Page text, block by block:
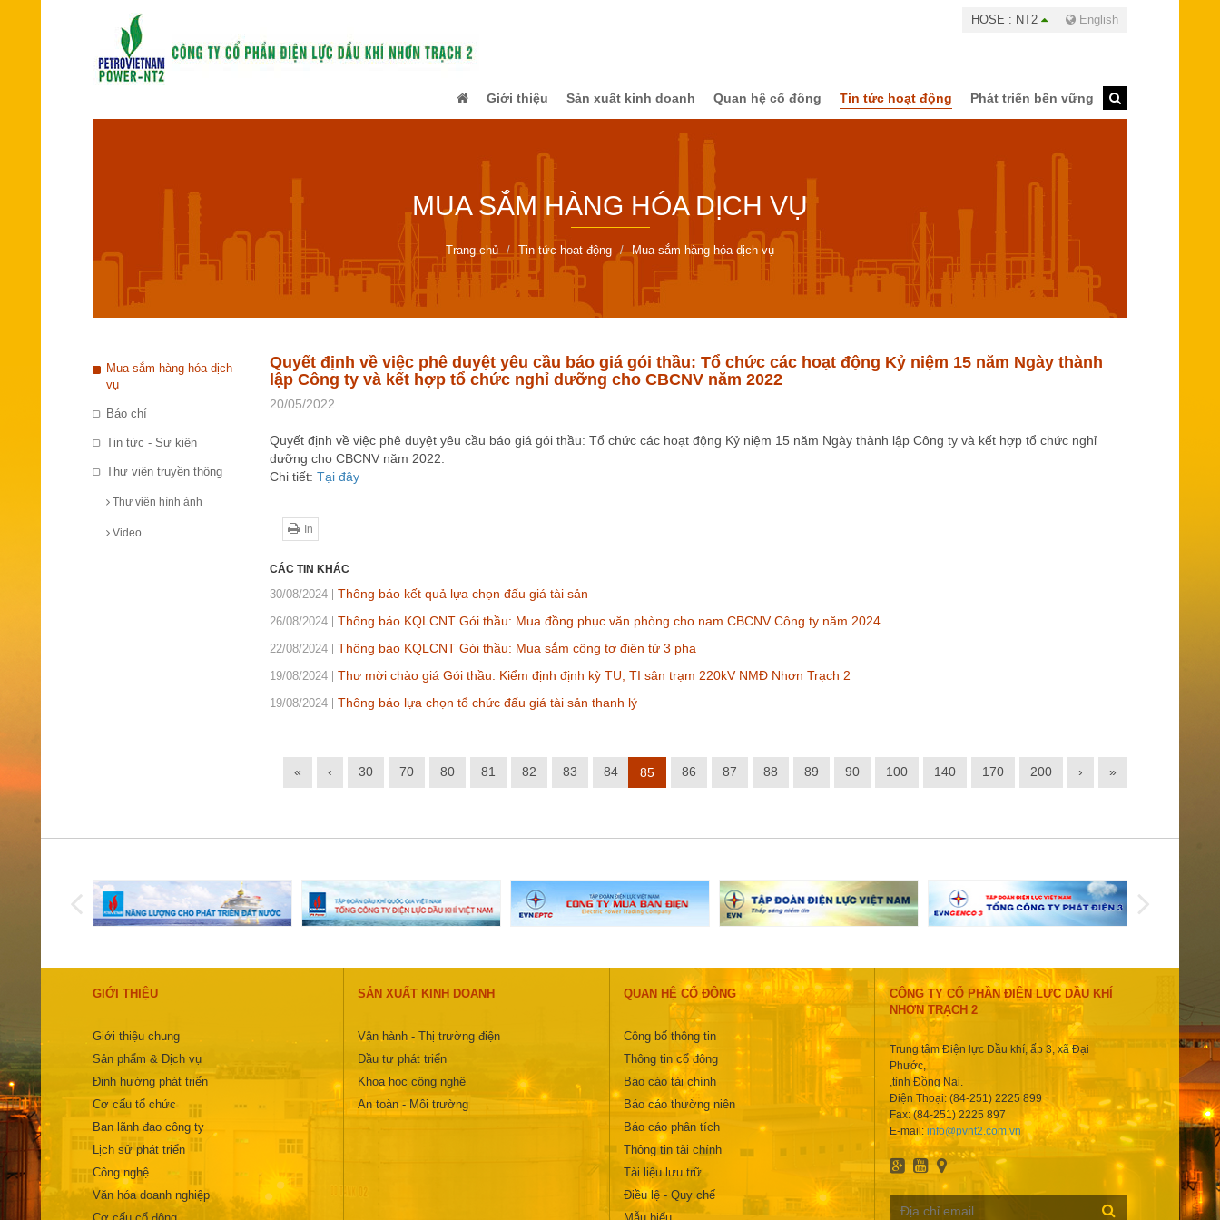
HOSE : NT2 English
Giới thiệu Sản xuất kinh doanh Quan hệ cổ đông Tin tức hoạt động Phát triển bền vững
MUA SẮM HÀNG HÓA DỊCH VỤ
Trang chủ Tin tức hoạt động Mua sắm hàng hóa dịch vụ
Mua sắm hàng hóa dịch
vụ
Báo chí
Tin tức - Sự kiện
Thư viện truyền thông
Thư viện hình ảnh
Video
Quyết định về việc phê duyệt yêu cầu báo giá gói thầu: Tổ chức các hoạt động Kỷ niệm 15 năm Ngày thành
lập Công ty và kết hợp tổ chức nghỉ dưỡng cho CBCNV năm 2022
20/05/2022
Quyết định về việc phê duyệt yêu cầu báo giá gói thầu: Tổ chức các hoạt động Kỷ niệm 15 năm Ngày thành lập Công ty và kết hợp tổ chức nghỉ
dưỡng cho CBCNV năm 2022.
Chi tiết: Tại đây
In
CÁC TIN KHÁC
30/08/2024 Thông báo kết quả lựa chọn đấu giá tài sản
26/08/2024 Thông báo KQLCNT Gói thầu: Mua đồng phục văn phòng cho nam CBCNV Công ty năm 2024
22/08/2024 Thông báo KQLCNT Gói thầu: Mua sắm công tơ điện tử 3 pha
19/08/2024 Thư mời chào giá Gói thầu: Kiểm định định kỳ TU, TI sân trạm 220kV NMĐ Nhơn Trạch 2
19/08/2024 Thông báo lựa chọn tổ chức đấu giá tài sản thanh lý
« ‹ 30 70 80 81 82 83 84 85 86 87 88 89 90 100 140 170 200 › »
GIỚI THIỆU
Giới thiệu chung
Sản phẩm & Dịch vụ
Định hướng phát triển
Cơ cấu tổ chức
Ban lãnh đạo công ty
Lịch sử phát triển
Công nghệ
Văn hóa doanh nghiệp
SẢN XUẤT KINH DOANH
Vận hành - Thị trường điện
Đầu tư phát triển
Khoa học công nghệ
An toàn - Môi trường
QUAN HỆ CỔ ĐÔNG
Công bố thông tin
Thông tin cổ đông
Báo cáo tài chính
Báo cáo thường niên
Báo cáo phân tích
Thông tin tài chính
Tài liệu lưu trữ
Điều lệ - Quy chế
CÔNG TY CỔ PHẦN ĐIỆN LỰC DẦU KHÍ
NHƠN TRẠCH 2
Trung tâm Điện lực Dầu khí, ấp 3, xã Đại
Phước,
,tỉnh Đồng Nai.
Điện Thoại: (84-251) 2225 899
Fax: (84-251) 2225 897
E-mail: info@pvnt2.com.vn